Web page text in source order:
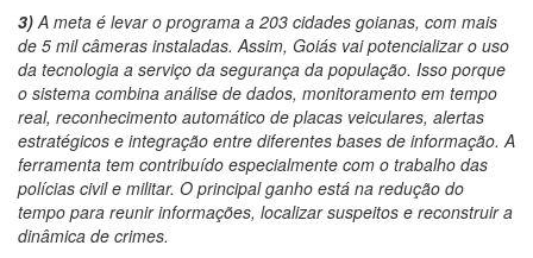
3) A meta é levar o programa a 203 cidades goianas, com mais
de 5 mil câmeras instaladas. Assim, Goiás vai potencializar o uso
da tecnologia a serviço da segurança da população. Isso porque
o sistema combina análise de dados, monitoramento em tempo
real, reconhecimento automático de placas veiculares, alertas
estratégicos e integração entre diferentes bases de informação. A
ferramenta tem contribuído especialmente com o trabalho das
polícias civil e militar. O principal ganho está na redução do
tempo para reunir informações, localizar suspeitos e reconstruir a
dinâmica de crimes.